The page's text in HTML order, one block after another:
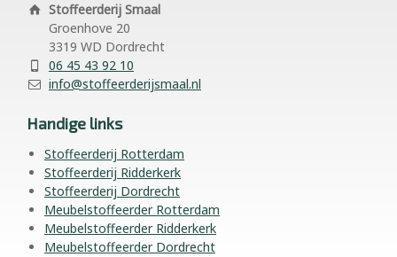
Stoffeerderij Smaal
Groenhove 20
3319 WD Dordrecht
06 45 43 92 10
info@stoffeerderijsmaal.nl
Handige links
Stoffeerderij Rotterdam
Stoffeerderij Ridderkerk
Stoffeerderij Dordrecht
Meubelstoffeerder Rotterdam
Meubelstoffeerder Ridderkerk
Meubelstoffeerder Dordrecht